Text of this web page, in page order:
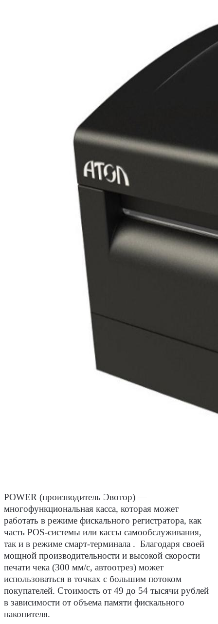
POWER (производитель Эвотор) ―
многофункциональная касса, которая может
работать в режиме фискального регистратора, как
часть POS-системы или кассы самообслуживания,
так и в режиме смарт-терминала . Благодаря своей
мощной производительности и высокой скорости
печати чека (300 мм/с, автоотрез) может
использоваться в точках с большим потоком
покупателей. Стоимость от 49 до 54 тысячи рублей
в зависимости от объема памяти фискального
накопителя.